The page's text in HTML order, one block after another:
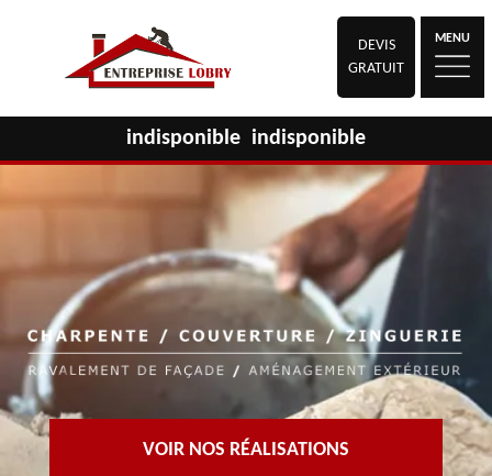
DEVIS
GRATUIT
MENU
indisponible indisponible
VOIR NOS RÉALISATIONS